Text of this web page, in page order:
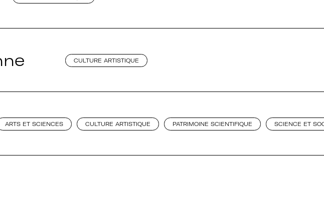
CULTURE ARTISTIQUE
ARTS ET SCIENCES CULTURE ARTISTIQUE PATRIMOINE SCIENTIFIQUE SCIENCE ET